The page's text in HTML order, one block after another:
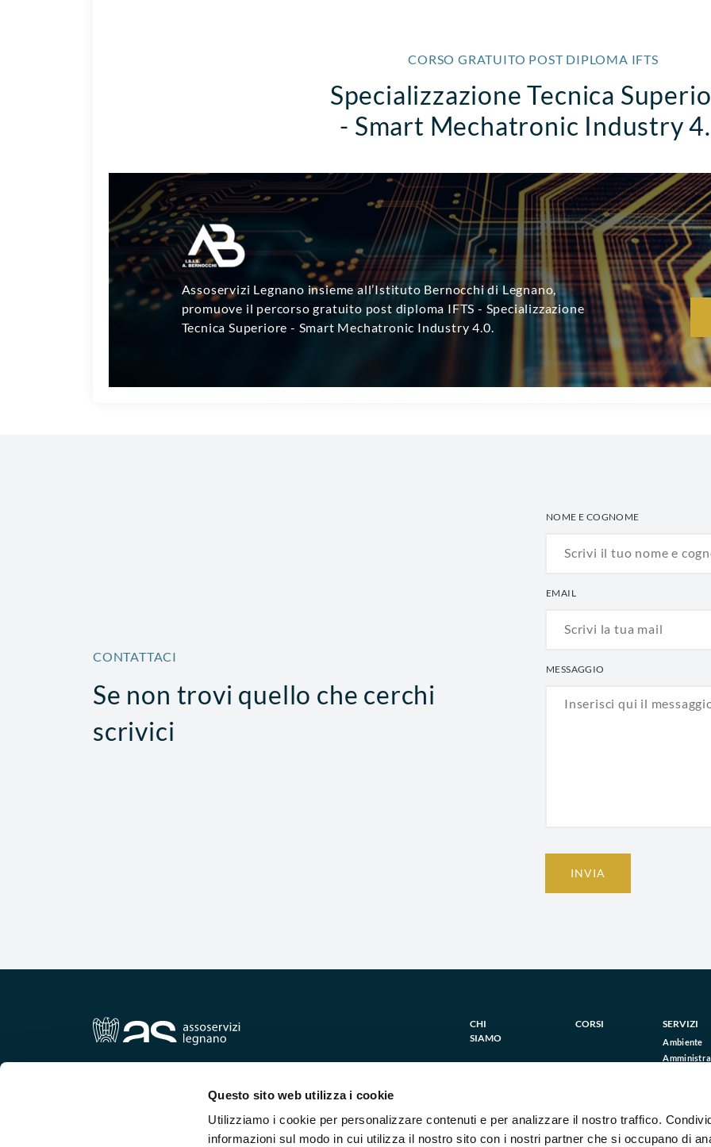
Questo sito web utilizza i cookie
Utilizziamo i cookie per personalizzare contenuti e per analizzare il nostro traffico.
informazioni sul modo in cui utilizza il nostro sito con i nostri partner che si occupano di
CORSO GRATUITO POST DIPLOMA IFTS
Specializzazione Tecnica
- Smart Mechatronic Industry
Assoservizi Legnano insieme all’Istituto Bernocchi di Legnano,
promuove il percorso gratuito post diploma IFTS - Specializzazione
Tecnica Superiore - Smart Mechatronic Industry 4.0.
CONTATTACI
Se non trovi quello che cerchi
scrivici
NOME E COGNOME
EMAIL
MESSAGGIO
INVIA
CHI
SIAMO
CORSI SERVIZI
Ambiente
Legale